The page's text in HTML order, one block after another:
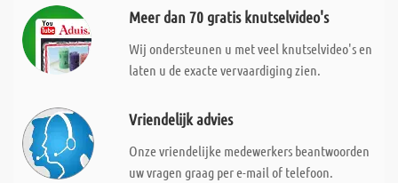
Meer dan 70 gratis knutselvideo's
Wij ondersteunen u met veel knutselvideo's en
laten u de exacte vervaardiging zien.
Vriendelijk advies
Onze vriendelijke medewerkers beantwoorden
uw vragen graag per e-mail of telefoon.